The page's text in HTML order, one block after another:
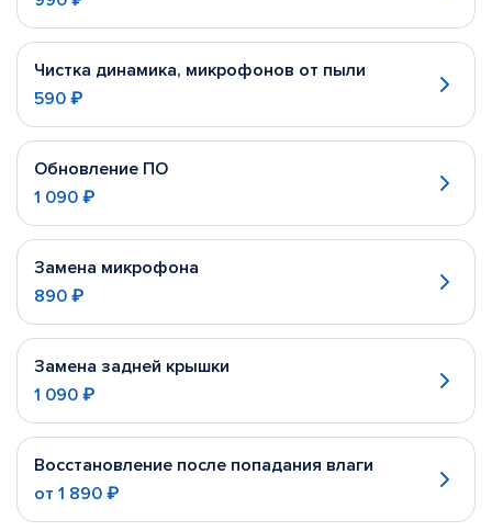
Чистка динамика, микрофонов от пыли
590 ₽
Обновление ПО
1 090 ₽
Замена микрофона
890 ₽
Замена задней крышки
1 090 ₽
Восстановление после попадания влаги
от 1 890 ₽